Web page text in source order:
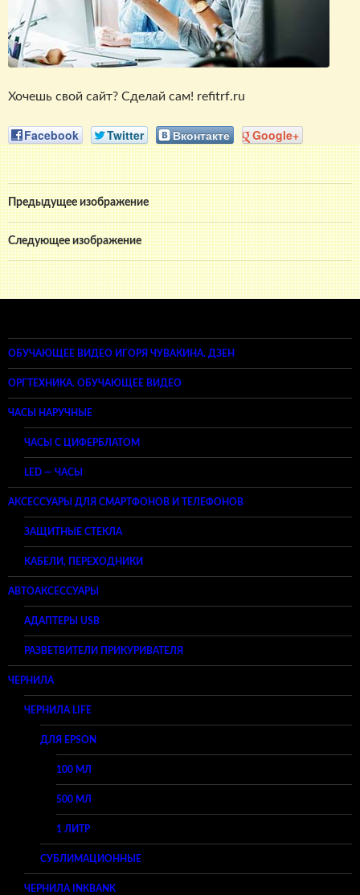
Хочешь свой сайт? Сделай сам! refitrf.ru
Facebook Twitter Вконтакте Google+
Предыдущее изображение
Следующее изображение
ОБУЧАЮЩЕЕ ВИДЕО ИГОРЯ ЧУВАКИНА. ДЗЕН
ОРГТЕХНИКА. ОБУЧАЮЩЕЕ ВИДЕО
ЧАСЫ НАРУЧНЫЕ
ЧАСЫ С ЦИФЕРБЛАТОМ
LED — ЧАСЫ
АКСЕССУАРЫ ДЛЯ СМАРТФОНОВ И ТЕЛЕФОНОВ
ЗАЩИТНЫЕ СТЕКЛА
КАБЕЛИ, ПЕРЕХОДНИКИ
АВТОАКСЕССУАРЫ
АДАПТЕРЫ USB
РАЗВЕТВИТЕЛИ ПРИКУРИВАТЕЛЯ
ЧЕРНИЛА
ЧЕРНИЛА LIFE
ДЛЯ EPSON
100 МЛ
500 МЛ
1 ЛИТР
СУБЛИМАЦИОННЫЕ
ЧЕРНИЛА INKBANK